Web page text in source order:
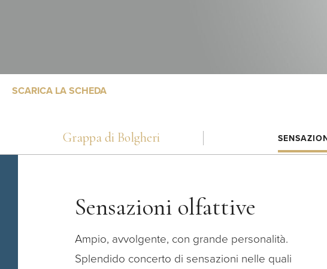
SCARICA LA SCHEDA
Grappa di Bolgheri
Sensazioni olfattive
Ampio, avvolgente, con grande personalità.
Splendido concerto di sensazioni nelle quali